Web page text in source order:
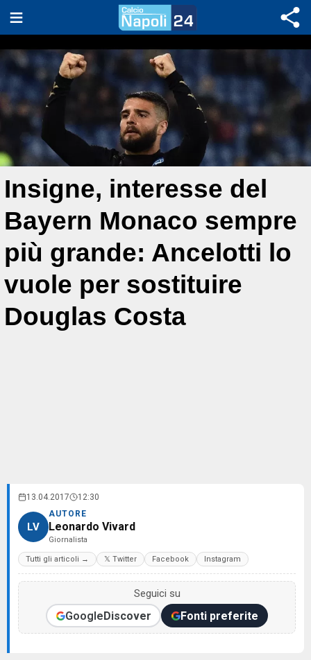
Insigne, interesse del
Bayern Monaco sempre
più grande: Ancelotti lo
vuole per sostituire
Douglas Costa
13.04.2017 12:30
LV
AUTORE
Leonardo Vivard
Giornalista
Tutti gli articoli → 𝕏 Twitter Facebook Instagram
Seguici su
GoogleDiscover Fonti preferite